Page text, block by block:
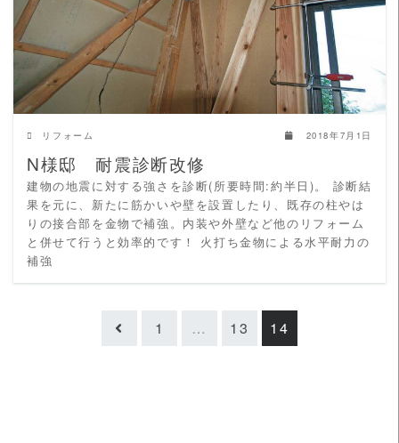
READ MORE
リフォーム 2018年7月1日
N様邸 耐震診断改修
建物の地震に対する強さを診断(所要時間:約半日)。 診断結
果を元に、新たに筋かいや壁を設置したり、既存の柱やは
りの接合部を金物で補強。内装や外壁など他のリフォーム
と併せて行うと効率的です！ 火打ち金物による水平耐力の
補強
1 … 13 14